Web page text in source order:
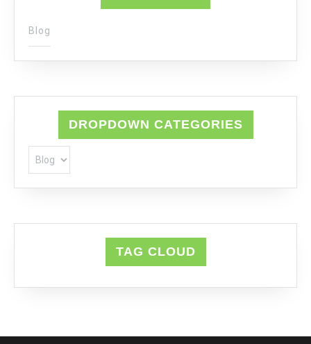
Blog
DROPDOWN CATEGORIES
TAG CLOUD